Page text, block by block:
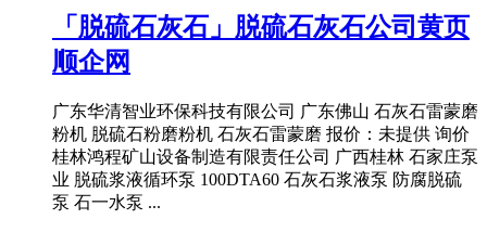
「脱硫石灰石」脱硫石灰石公司黄页
顺企网
广东华清智业环保科技有限公司 广东佛山 石灰石雷蒙磨
粉机 脱硫石粉磨粉机 石灰石雷蒙磨 报价：未提供 询价
桂林鸿程矿山设备制造有限责任公司 广西桂林 石家庄泵
业 脱硫浆液循环泵 100DTA60 石灰石浆液泵 防腐脱硫
泵 石一水泵 ...